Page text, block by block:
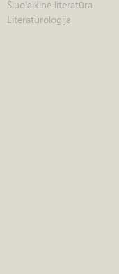
Šiuolaikinė literatūra
Literatūrologija